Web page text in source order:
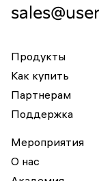
Продукты
Как купить
Партнерам
Поддержка
Мероприятия
О нас